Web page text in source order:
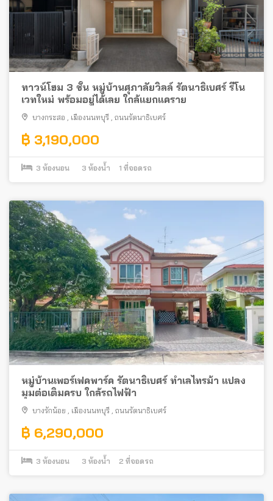
ทาวน์โฮม 3 ชั้น หมู่บ้านศุภาลัยวิลล์ รัตนาธิเบศร์ รีโน
เวทใหม่ พร้อมอยู่ได้เลย ใกล้แยกแคราย
บางกระสอ , เมืองนนทบุรี , ถนนรัตนาธิเบศร์
฿ 3,190,000
3 ห้องนอน 3 ห้องน้ำ 1 ที่จอดรถ
หมู่บ้านเพอร์เฟคพาร์ค รัตนาธิเบศร์ ทำเลไทรม้า แปลง
มุมต่อเติมครบ ใกล้รถไฟฟ้า
บางรักน้อย , เมืองนนทบุรี , ถนนรัตนาธิเบศร์
฿ 6,290,000
3 ห้องนอน 3 ห้องน้ำ 2 ที่จอดรถ